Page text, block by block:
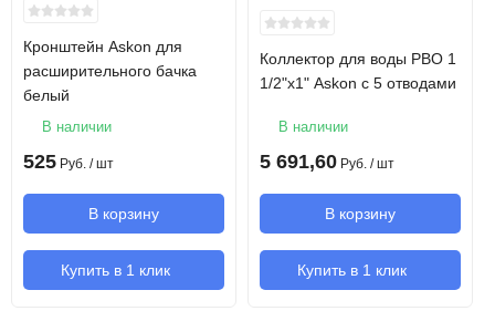
теплоносителя
10 бар
испытания
Глубина 150 мм
Кронштейн Askon для
расширительного бачка
белый
В наличии
525 Руб. / шт
В корзину
Купить в 1 клик
Коллектор для воды РВО 1
1/2"х1" Askon с 5 отводами
В наличии
5 691,60 Руб. / шт
В корзину
Купить в 1 клик